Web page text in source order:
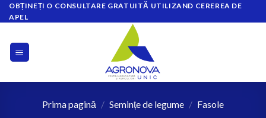
Skip
to
OBȚINEȚI O CONSULTARE GRATUITĂ UTILIZAND CEREREA DE
APEL
Prima pagină / Semințe de legume / Fasole